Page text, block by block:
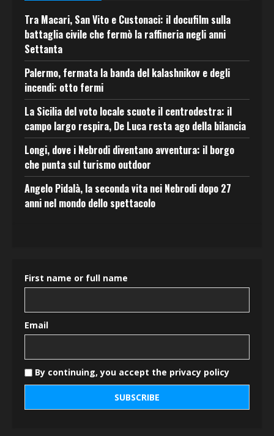
Tra Macari, San Vito e Custonaci: il docufilm sulla
battaglia civile che fermò la raffineria negli anni
Settanta
Palermo, fermata la banda del kalashnikov e degli
incendi: otto fermi
La Sicilia del voto locale scuote il centrodestra: il
campo largo respira, De Luca resta ago della bilancia
Longi, dove i Nebrodi diventano avventura: il borgo
che punta sul turismo outdoor
Angelo Pidalà, la seconda vita nei Nebrodi dopo 27
anni nel mondo dello spettacolo
First name or full name
Email
By continuing, you accept the privacy policy